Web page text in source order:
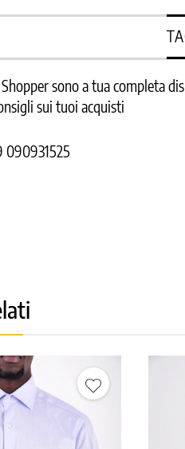
sono a tua completa
sui tuoi acquisti
090931525